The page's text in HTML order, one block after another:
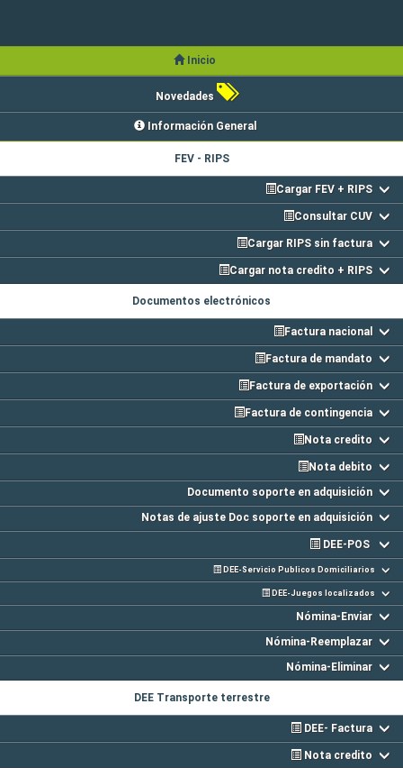
Inicio
Novedades
Información General
FEV - RIPS
Cargar FEV + RIPS
Consultar CUV
Cargar RIPS sin factura
Cargar nota credito + RIPS
Documentos electrónicos
Factura nacional
Factura de mandato
Factura de exportación
Factura de contingencia
Nota credito
Nota debito
Documento soporte en adquisición
Notas de ajuste Doc soporte en adquisición
DEE-POS
DEE-Servicio Publicos Domiciliarios
DEE-Juegos localizados
Nómina-Enviar
Nómina-Reemplazar
Nómina-Eliminar
DEE Transporte terrestre
DEE- Factura
Nota credito